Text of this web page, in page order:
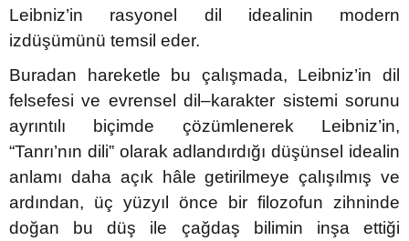
ve Araştırma
Mirası
Leibniz’in rasyonel dil idealinin modern
izdüşümünü temsil eder.
Buradan hareketle bu çalışmada, Leibniz’in dil
felsefesi ve evrensel dil–karakter sistemi sorunu
ayrıntılı biçimde çözümlenerek Leibniz’in,
“Tanrı’nın dili” olarak adlandırdığı düşünsel idealin
anlamı daha açık hâle getirilmeye çalışılmış ve
ardından, üç yüzyıl önce bir filozofun zihninde
doğan bu düş ile çağdaş bilimin inşa ettiği